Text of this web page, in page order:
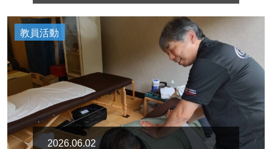
教員活動
2026.06.02